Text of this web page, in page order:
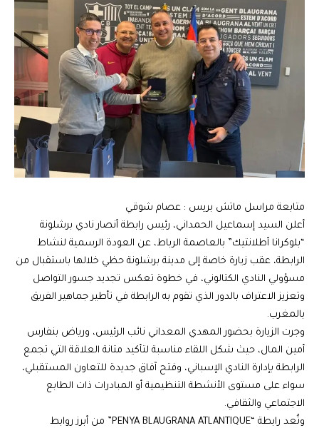
متابعة مراسل ماتش بريس : عصام شوقي
أعلن السيد إسماعيل الحمداني، رئيس رابطة أنصار نادي برشلونة
“بلوكرانا أطلانتيك” بالعاصمة الرباط، عن العودة الرسمية لنشاط
الرابطة، عقب زيارة خاصة إلى مدينة برشلونة حظي خلالها باستقبال من
مسؤولي النادي الكتالوني، في خطوة تعكس تجديد جسور التواصل
وتعزيز الاعتراف بالدور الذي تقوم به الرابطة في تأطير جماهير الفريق
بالمغرب.
وجرت الزيارة بحضور المهدي المعداني نائب الرئيس، ورياض بنفارس
أمين المال، حيث شكل اللقاء مناسبة لتأكيد متانة العلاقة التي تجمع
الرابطة بإدارة النادي الإسباني، وفتح آفاق جديدة للتعاون المستقبلي،
سواء على مستوى الأنشطة التنظيمية أو المبادرات ذات الطابع
الاجتماعي والثقافي.
وتُعد رابطة “PENYA BLAUGRANA ATLANTIQUE” من أبرز روابط